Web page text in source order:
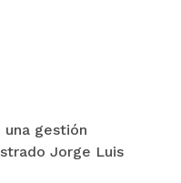
gestión
Jorge Luis